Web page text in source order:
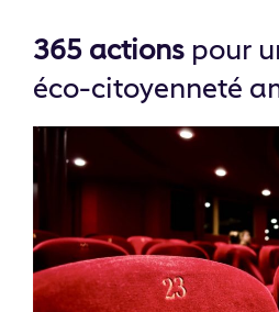
365 actions pour
éco⁠-⁠citoyenneté